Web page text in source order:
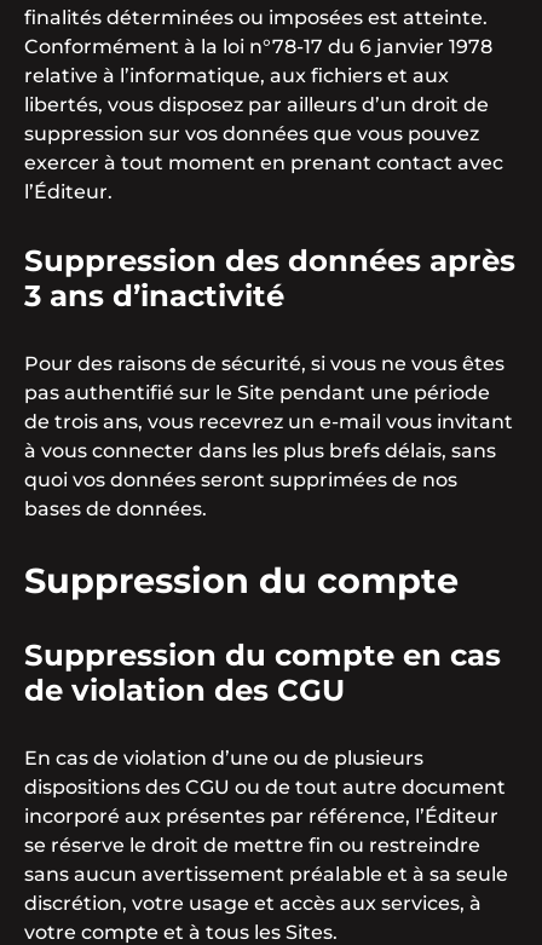
finalités déterminées ou imposées est atteinte.
Conformément à la loi n°78-17 du 6 janvier 1978
relative à l’informatique, aux fichiers et aux
libertés, vous disposez par ailleurs d’un droit de
suppression sur vos données que vous pouvez
exercer à tout moment en prenant contact avec
l’Éditeur.
Suppression des données après
3 ans d’inactivité
Pour des raisons de sécurité, si vous ne vous êtes
pas authentifié sur le Site pendant une période
de trois ans, vous recevrez un e-mail vous invitant
à vous connecter dans les plus brefs délais, sans
quoi vos données seront supprimées de nos
bases de données.
Suppression du compte
Suppression du compte en cas
de violation des CGU
En cas de violation d’une ou de plusieurs
dispositions des CGU ou de tout autre document
incorporé aux présentes par référence, l’Éditeur
se réserve le droit de mettre fin ou restreindre
sans aucun avertissement préalable et à sa seule
discrétion, votre usage et accès aux services, à
votre compte et à tous les Sites.